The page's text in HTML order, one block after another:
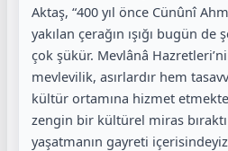
Aktaş, “400 yıl önce Cünûnî
yakılan çerağın ışığı bugün de
çok şükür. Mevlânâ
mevlevilik, asırlardır hem
kültür ortamına hizmet
zengin bir kültürel miras
yaşatmanın gayreti